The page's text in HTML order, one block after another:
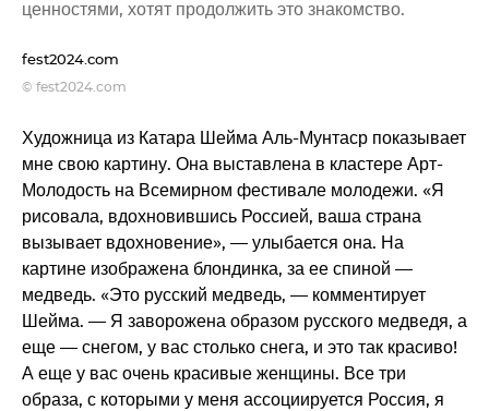
ценностями, хотят продолжить это знакомство.
fest2024.com
© fest2024.com
Художница из Катара Шейма Аль-Мунтаср показывает
мне свою картину. Она выставлена в кластере Арт-
Молодость на Всемирном фестивале молодежи. «Я
рисовала, вдохновившись Россией, ваша страна
вызывает вдохновение», — улыбается она. На
картине изображена блондинка, за ее спиной —
медведь. «Это русский медведь, — комментирует
Шейма. — Я заворожена образом русского медведя, а
еще — снегом, у вас столько снега, и это так красиво!
А еще у вас очень красивые женщины. Все три
образа, с которыми у меня ассоциируется Россия, я